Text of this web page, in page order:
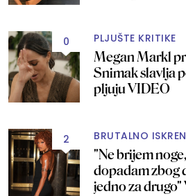
0 PLJUŠTE KRITIKE
Megan Markl
Snimak slavlja
pljuju VIDEO
2 BRUTALNO
"Ne brijem
dopadam zbog
jedno za